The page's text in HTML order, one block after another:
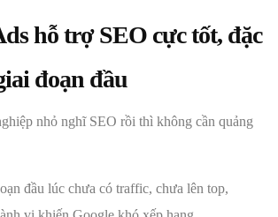
hỗ trợ SEO cực tốt, đặc
đoạn đầu
nhỏ nghĩ SEO rồi thì không cần quảng
đầu lúc chưa có traffic, chưa lên top,